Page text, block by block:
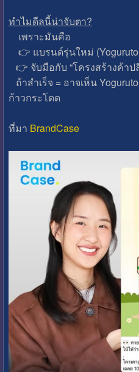
ทำไมดีลนี้น่าจับตา?
เพราะมันคือ
👉 แบรนด์รุ่นใหม่
👉 จับมือกับ “โครงสร้างค้าป
ถ้าสำเร็จ = อาจเห็น
ก้าวกระโดด
ที่มา BrandCase